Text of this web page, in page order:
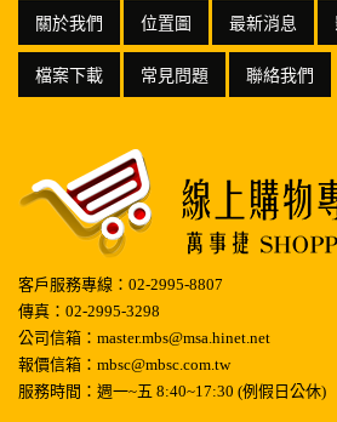
關於我們 位置圖 最新消息
檔案下載 常見問題 聯絡我們
客戶服務專線：02-2995-8807
傳真：02-2995-3298
公司信箱：master.mbs@msa.hinet.net
報價信箱：mbsc@mbsc.com.tw
服務時間：週一~五 8:40~17:30 (例假日公休)